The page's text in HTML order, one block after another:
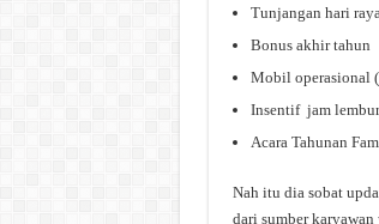
Tunjangan hari
Bonus akhir tahun
Mobil operasional
Insentif jam lembur
Acara Tahunan
Nah itu dia sobat
dari sumber